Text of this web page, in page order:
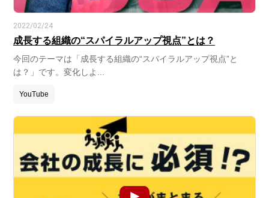
2022/02/24
成長する組織の“スパイラルアップ視点”とは？
今回のテーマは「成長する組織の“スパイラルアップ視点”と
は？」です。変化しよ...
YouTube